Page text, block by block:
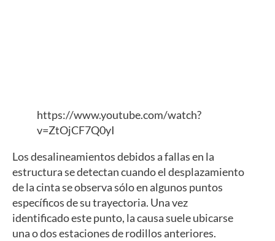
https://www.youtube.com/watch?
v=ZtOjCF7Q0yI
Los desalineamientos debidos a fallas en la
estructura se detectan cuando el desplazamiento
de la cinta se observa sólo en algunos puntos
específicos de su trayectoria. Una vez
identificado este punto, la causa suele ubicarse
una o dos estaciones de rodillos anteriores.